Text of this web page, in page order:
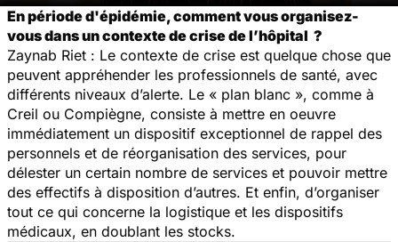
En période d'épidémie, comment vous organisez-
vous dans un contexte de crise de l’hôpital ?
Zaynab Riet : Le contexte de crise est quelque chose que
peuvent appréhender les professionnels de santé, avec
différents niveaux d’alerte. Le « plan blanc », comme à
Creil ou Compiègne, consiste à mettre en oeuvre
immédiatement un dispositif exceptionnel de rappel des
personnels et de réorganisation des services, pour
délester un certain nombre de services et pouvoir mettre
des effectifs à disposition d’autres. Et enfin, d’organiser
tout ce qui concerne la logistique et les dispositifs
médicaux, en doublant les stocks.